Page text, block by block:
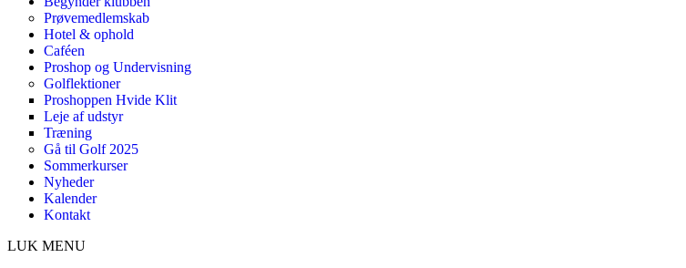
Prøvemedlemskab
Hotel & ophold
Caféen
Proshop og Undervisning
Golflektioner
Proshoppen Hvide Klit
Leje af udstyr
Træning
Gå til Golf 2025
Sommerkurser
Nyheder
Kalender
Kontakt
LUK MENU